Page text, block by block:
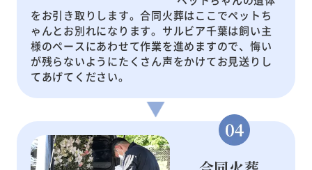
をお引き取りします。合同火葬はここでペットち
ゃんとお別れになります。サルビア千葉は飼い主
様のペースにあわせて作業を進めますので、悔い
が残らないようにたくさん声をかけてお見送りし
てあげてください。